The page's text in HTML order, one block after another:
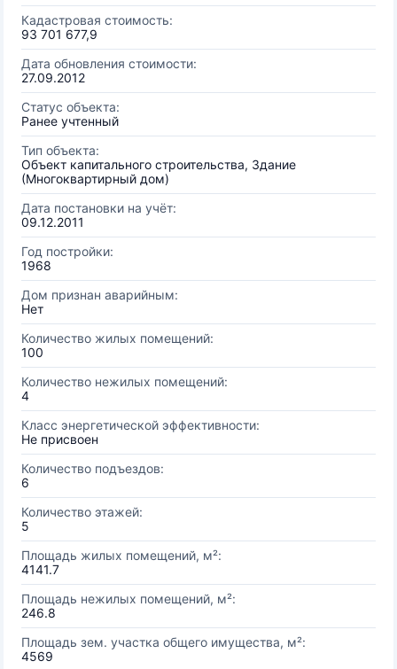
Кадастровая стоимость:
93 701 677,9
Дата обновления стоимости:
27.09.2012
Статус объекта:
Ранее учтенный
Тип объекта:
Объект капитального строительства, Здание
(Многоквартирный дом)
Дата постановки на учёт:
09.12.2011
Год постройки:
1968
Дом признан аварийным:
Нет
Количество жилых помещений:
100
Количество нежилых помещений:
4
Класс энергетической эффективности:
Не присвоен
Количество подъездов:
6
Количество этажей:
5
Площадь жилых помещений, м²:
4141.7
Площадь нежилых помещений, м²:
246.8
Площадь зем. участка общего имущества, м²:
4569